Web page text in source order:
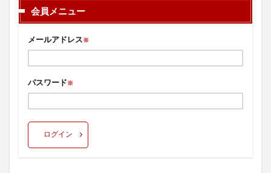
会員メニュー
メールアドレス※
パスワード※
ログイン